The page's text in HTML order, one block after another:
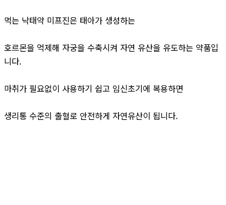
먹는 낙태약 미프진은 태아가 생성하는
호르몬을 억제해 자궁을 수축시켜 자연 유산을 유도하는 약품입
니다.
마취가 필요없이 사용하기 쉽고 임신초기에 복용하면
생리통 수준의 출혈로 안전하게 자연유산이 됩니다.